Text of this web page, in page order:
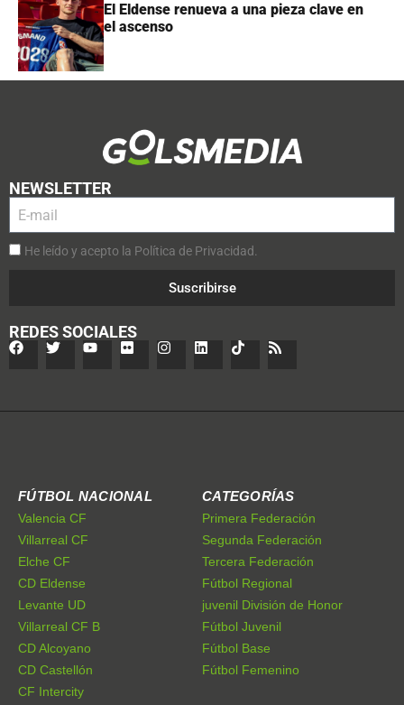
El Eldense renueva a una pieza clave en
el ascenso
NEWSLETTER
He leído y acepto la Política de Privacidad.
Suscribirse
REDES SOCIALES
FÚTBOL NACIONAL
Valencia CF
Villarreal CF
Elche CF
CD Eldense
Levante UD
Villarreal CF B
CD Alcoyano
CD Castellón
CF Intercity
CATEGORÍAS
Primera Federación
Segunda Federación
Tercera Federación
Fútbol Regional
juvenil División de Honor
Fútbol Juvenil
Fútbol Base
Fútbol Femenino